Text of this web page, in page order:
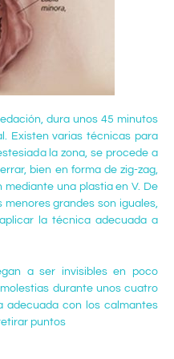
dura unos 45 minutos
Existen varias técnicas para
la zona, se procede a
bien en forma de zig-zag,
mediante una plastia en V. De
grandes son iguales,
la técnica adecuada a
a ser invisibles en poco
durante unos cuatro
adecuada con los calmantes
puntos